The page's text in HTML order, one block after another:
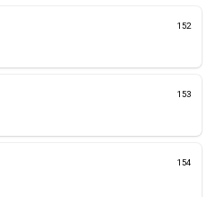
152
153
154